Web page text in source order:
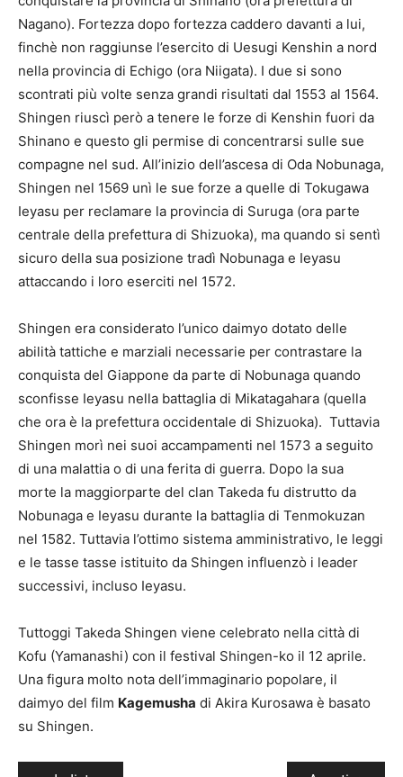
Nagano). Fortezza dopo fortezza caddero davanti a lui,
finchè non raggiunse l’esercito di Uesugi Kenshin a nord
nella provincia di Echigo (ora Niigata). I due si sono
scontrati più volte senza grandi risultati dal 1553 al 1564.
Shingen riuscì però a tenere le forze di Kenshin fuori da
Shinano e questo gli permise di concentrarsi sulle sue
compagne nel sud. All’inizio dell’ascesa di Oda Nobunaga,
Shingen nel 1569 unì le sue forze a quelle di Tokugawa
Ieyasu per reclamare la provincia di Suruga (ora parte
centrale della prefettura di Shizuoka), ma quando si sentì
sicuro della sua posizione tradì Nobunaga e Ieyasu
attaccando i loro eserciti nel 1572.
Shingen era considerato l’unico daimyo dotato delle
abilità tattiche e marziali necessarie per contrastare la
conquista del Giappone da parte di Nobunaga quando
sconfisse Ieyasu nella battaglia di Mikatagahara (quella
che ora è la prefettura occidentale di Shizuoka). Tuttavia
Shingen morì nei suoi accampamenti nel 1573 a seguito
di una malattia o di una ferita di guerra. Dopo la sua
morte la maggiorparte del clan Takeda fu distrutto da
Nobunaga e Ieyasu durante la battaglia di Tenmokuzan
nel 1582. Tuttavia l’ottimo sistema amministrativo, le leggi
e le tasse tasse istituito da Shingen influenzò i leader
successivi, incluso Ieyasu.
Tuttoggi Takeda Shingen viene celebrato nella città di
Kofu (Yamanashi) con il festival Shingen-ko il 12 aprile.
Una figura molto nota dell’immaginario popolare, il
daimyo del film Kagemusha di Akira Kurosawa è basato
su Shingen.